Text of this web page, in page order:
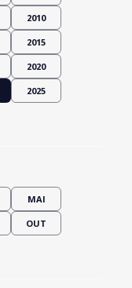
2010
2015
2020
2025
MAI
OUT